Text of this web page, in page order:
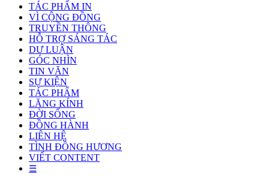
TÁC PHẨM IN
VÌ CỘNG ĐỒNG
TRUYỀN THÔNG
HỖ TRỢ SÁNG TÁC
DƯ LUẬN
GÓC NHÌN
TIN VĂN
SỰ KIỆN
TÁC PHẨM
LĂNG KÍNH
ĐỜI SỐNG
ĐỒNG HÀNH
LIÊN HỆ
TÌNH ĐỒNG HƯƠNG
VIẾT CONTENT
☰